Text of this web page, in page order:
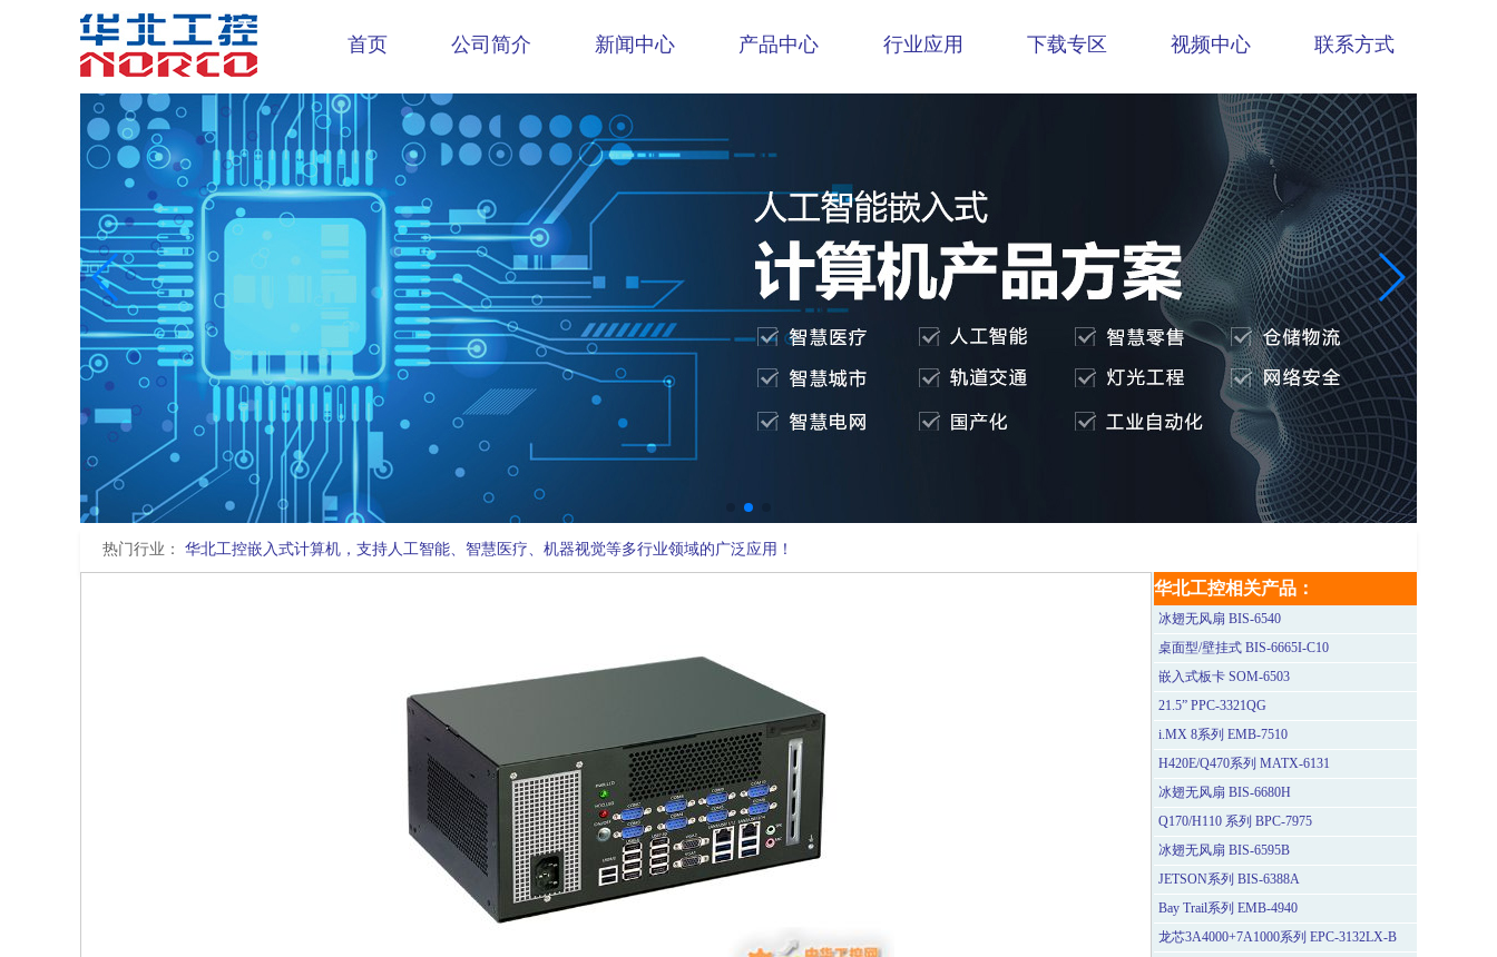
首页 公司简介 新闻中心 产品中心 行业应用 下载专区 视频中心 联系方式
热门行业： 华北工控嵌入式计算机，支持人工智能、智慧医疗、机器视觉等多行业领域的广泛应用！
华北工控相关产品：
冰翅无风扇 BIS-6540
桌面型/壁挂式 BIS-6665I-C10
嵌入式板卡 SOM-6503
21.5” PPC-3321QG
i.MX 8系列 EMB-7510
H420E/Q470系列 MATX-6131
冰翅无风扇 BIS-6680H
Q170/H110 系列 BPC-7975
冰翅无风扇 BIS-6595B
JETSON系列 BIS-6388A
Bay Trail系列 EMB-4940
龙芯3A4000+7A1000系列 EPC-3132LX-B